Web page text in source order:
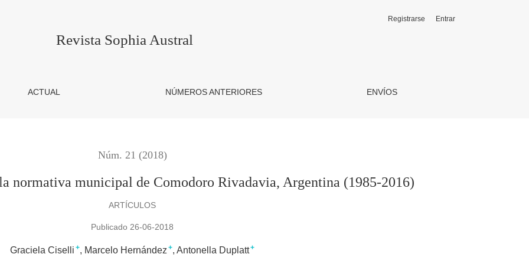
Comodoro Rivadavia, Argentina (1985-2016)
Revista Sophia Austral
ACTUAL NÚMEROS ANTERIORES ENVÍOS
Registrarse Entrar
Núm. 21 (2018)
normativa municipal de Comodoro Rivadavia, Argentina (1985-2016)
ARTÍCULOS
Publicado 26-06-2018
Graciela Ciselli + Marcelo Hernández + Antonella Duplatt+